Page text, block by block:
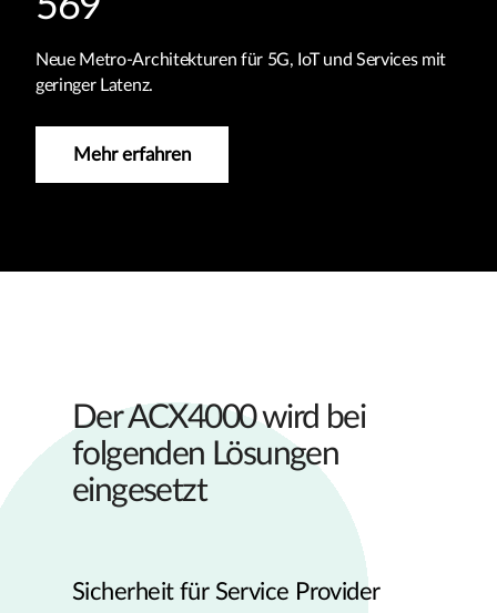
Neue Metro-Architekturen für 5G, IoT und Services mit
geringer Latenz.
Mehr erfahren
Der ACX4000 wird bei
folgenden Lösungen
eingesetzt
Sicherheit für Service Provider